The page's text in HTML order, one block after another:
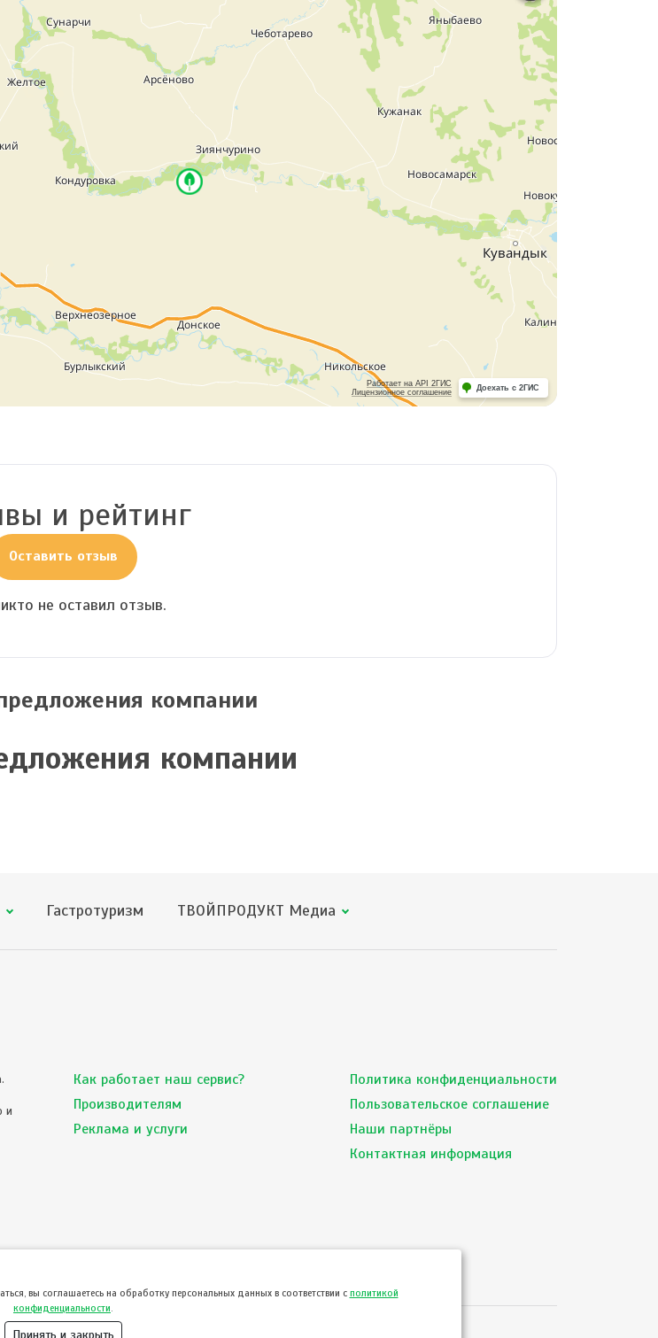
Работает на API 2ГИС
Лицензионное соглашение
Доехать с 2ГИС
и рейтинг
Оставить отзыв
не оставил отзыв.
компании
компании
Гастротуризм ТВОЙПРОДУКТ Медиа
и
Как работает наш сервис?
Производителям
Реклама и услуги
Политика конфиденциальности
Пользовательское соглашение
Наши партнёры
Контактная информация
вы соглашаетесь на обработку персональных данных в соответствии с политикой
конфиденциальности
Принять и закрыть